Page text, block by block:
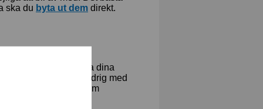
ska du byta ut dem direkt.
att utsätta dina
Ta till exempel aldrig med
inte i bilen en varm